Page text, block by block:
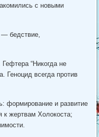
с новыми
“Никогда не
Геноцид всегда против
формирование и развитие
к жертвам Холокоста;